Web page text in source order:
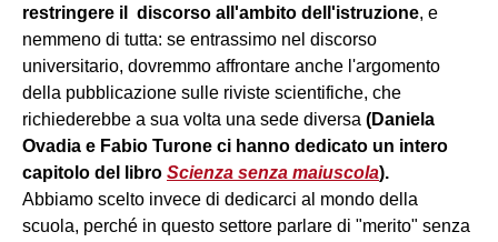
restringere il discorso all'ambito dell'istruzione, e
nemmeno di tutta: se entrassimo nel discorso
universitario, dovremmo affrontare anche l'argomento
della pubblicazione sulle riviste scientifiche, che
richiederebbe a sua volta una sede diversa (Daniela
Ovadia e Fabio Turone ci hanno dedicato un intero
capitolo del libro Scienza senza maiuscola).
Abbiamo scelto invece di dedicarci al mondo della
scuola, perché in questo settore parlare di "merito" senza